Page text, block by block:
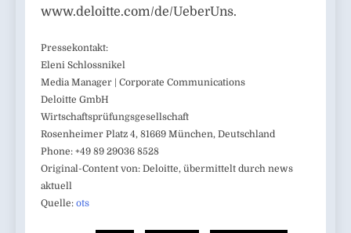
www.deloitte.com/de/UeberUns.
Pressekontakt:
Eleni Schlossnikel
Media Manager | Corporate Communications
Deloitte GmbH
Wirtschaftsprüfungsgesellschaft
Rosenheimer Platz 4, 81669 München, Deutschland
Phone: +49 89 29036 8528
Original-Content von: Deloitte, übermittelt durch news
aktuell
Quelle: ots